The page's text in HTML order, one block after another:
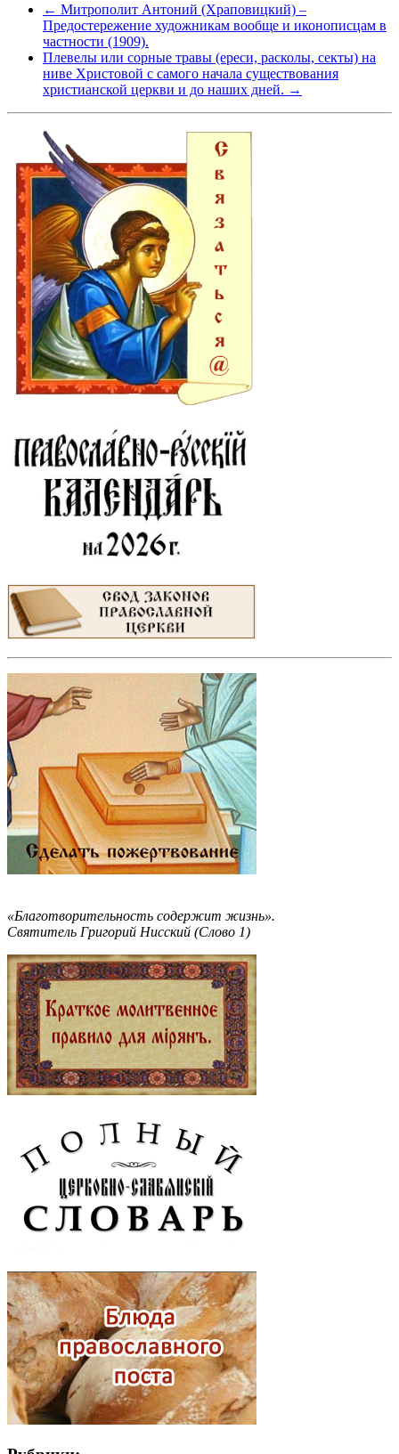
← Митрополит Антоний (Храповицкий) –
Предостережение художникам вообще и иконописцам в
частности (1909).
Плевелы или сорные травы (ереси, расколы, секты) на
ниве Христовой с самого начала существования
христианской церкви и до наших дней. →
«Благотворительность содержит жизнь».
Святитель Григорий Нисский (Слово 1)